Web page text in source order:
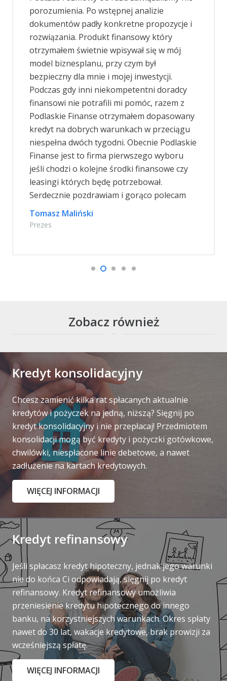
nam wszystko w sposób jasny i klarowny.
Wykonał swoją pracę na medal.
Łukasz
Zobacz również
Kredyt konsolidacyjny
Chcesz zamienić kilka rat spłacanych aktualnie
kredytów i pożyczek na jedną, niższą? Sięgnij po
kredyt konsolidacyjny i nie przepłacaj! Przedmiotem
konsolidacji mogą być kredyty i pożyczki gotówkowe,
chwilówki, niespłacone linie debetowe, a nawet
zadłużenie na kartach kredytowych.
WIĘCEJ INFORMACJI
Kredyt refinansowy
Jeśli spłacasz kredyt hipoteczny, jednak jego warunki
nie do końca Ci odpowiadają, sięgnij po kredyt
refinansowy. Kredyt refinansowy umożliwia
przeniesienie kredytu hipotecznego do innego
banku, na korzystniejszych warunkach. Okres spłaty
nawet do 30 lat, wakacje kredytowe, brak prowizji za
wcześniejszą spłatę.
WIĘCEJ INFORMACJI